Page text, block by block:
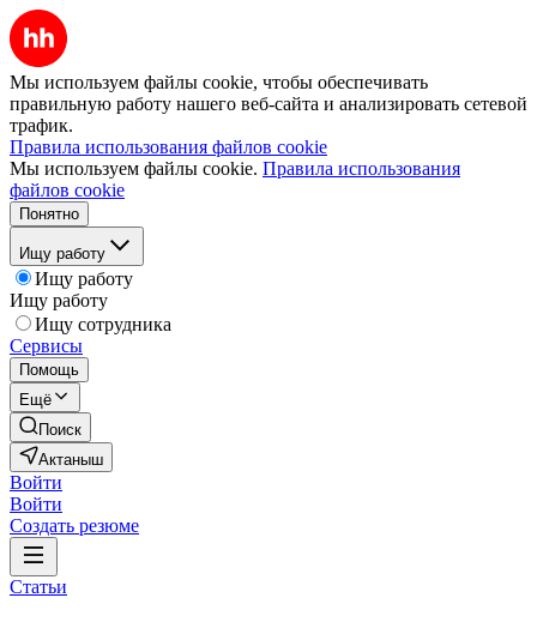
Мы используем файлы cookie, чтобы обеспечивать
правильную работу нашего веб-сайта и анализировать сетевой
трафик.
Правила использования файлов cookie
Мы используем файлы cookie. Правила использования
файлов cookie
Понятно
Ищу работу
Ищу работу
Ищу работу
Ищу сотрудника
Сервисы
Помощь
Ещё
Поиск
Актаныш
Войти
Войти
Создать резюме
Статьи